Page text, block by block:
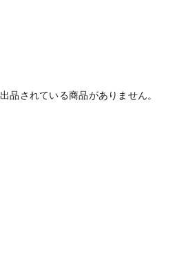
出品されている商品がありません。